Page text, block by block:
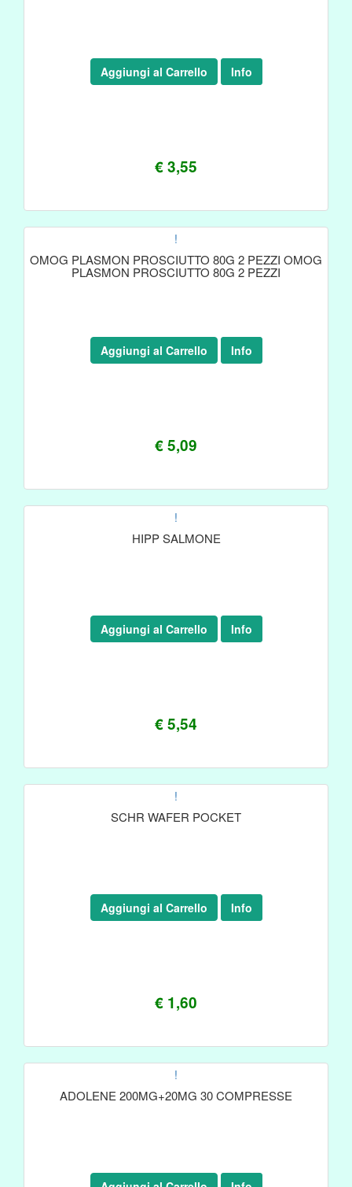
€ 3,55
Aggiungi al Carrello Info
!
OMOG PLASMON PROSCIUTTO 80G 2 PEZZI OMOG
PLASMON PROSCIUTTO 80G 2 PEZZI
€ 5,09
Aggiungi al Carrello Info
!
HIPP SALMONE
€ 5,54
Aggiungi al Carrello Info
!
SCHR WAFER POCKET
€ 1,60
Aggiungi al Carrello Info
!
ADOLENE 200MG+20MG 30 COMPRESSE